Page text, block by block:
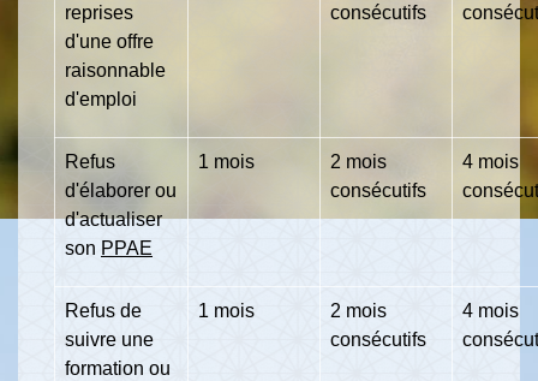
reprises
d'une offre
raisonnable
d'emploi
consécutifs
Refus
d'élaborer ou
d'actualiser
son PPAE
1 mois
2 mois
consécutifs
4 mois
Refus de
suivre une
formation ou
1 mois
2 mois
consécutifs
4 mois